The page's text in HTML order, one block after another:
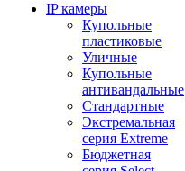
IP камеры
Купольные
пластиковые
Уличные
Купольные
антивандальные
Стандартные
Экстремальная
серия Extreme
Бюджетная